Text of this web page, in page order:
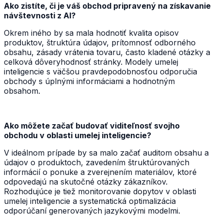
Ako zistíte, či je váš obchod pripravený na získavanie
návštevnosti z AI?
Okrem iného by sa mala hodnotiť kvalita opisov
produktov, štruktúra údajov, prítomnosť odborného
obsahu, zásady vrátenia tovaru, často kladené otázky a
celková dôveryhodnosť stránky. Modely umelej
inteligencie s väčšou pravdepodobnosťou odporučia
obchody s úplnými informáciami a hodnotným
obsahom.
Ako môžete začať budovať viditeľnosť svojho
obchodu v oblasti umelej inteligencie?
V ideálnom prípade by sa malo začať auditom obsahu a
údajov o produktoch, zavedením štruktúrovaných
informácií o ponuke a zverejnením materiálov, ktoré
odpovedajú na skutočné otázky zákazníkov.
Rozhodujúce je tiež monitorovanie dopytov v oblasti
umelej inteligencie a systematická optimalizácia
odporúčaní generovaných jazykovými modelmi.